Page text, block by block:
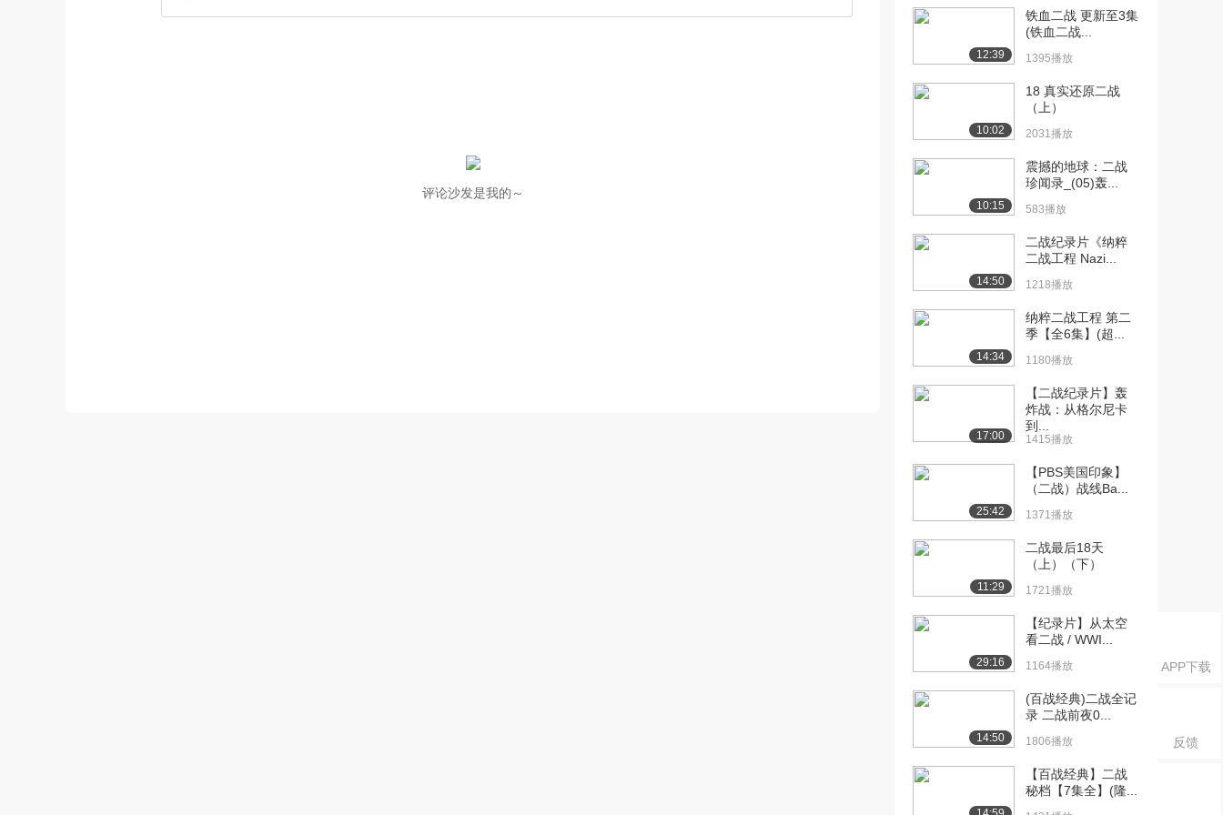
APP下载
反馈
评论沙发是我的～
[10] 高清二战：重大事件
——中途岛海战....
1097播放
[11] 高清二战：重大事件
——中途岛海战....
1370播放
[12] 高清二战：重大事件
——中途岛海战....
858播放
16:42
[13] 高清二战：重大事件
16:50
[14] 高清二战：重大事件
16:55
[15] 高清二战：重大事件
16:46
[16] 高清二战：重大事件
16:49
[17] 高清二战：重大事件
——诺曼底登陆....
[18] 高清二战：重大事件
——诺曼底登陆....
——阿登战役.G...
——阿登战役.G...
12:39
铁血二战 更新至3集
(铁血二战...
1395播放
10:02
18 真实还原二战
（上）
2031播放
10:15
震撼的地球：二战
珍闻录_(05)轰...
583播放
14:50
二战纪录片《纳粹
二战工程 Nazi...
1218播放
14:34
纳粹二战工程 第二
季【全6集】(超...
1180播放
17:00
【二战纪录片】轰
炸战：从格尔尼卡
到...
1415播放
25:42
【PBS美国印象】
（二战）战线Ba...
1371播放
11:29
二战最后18天
（上）（下）
1721播放
29:16
【纪录片】从太空
看二战 / WWI...
1164播放
14:50
(百战经典)二战全记
录 二战前夜0...
1806播放
【百战经典】二战
秘档【7集全】(隆...